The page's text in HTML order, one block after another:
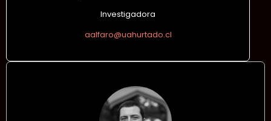
Investigadora
aalfaro@uahurtado.cl